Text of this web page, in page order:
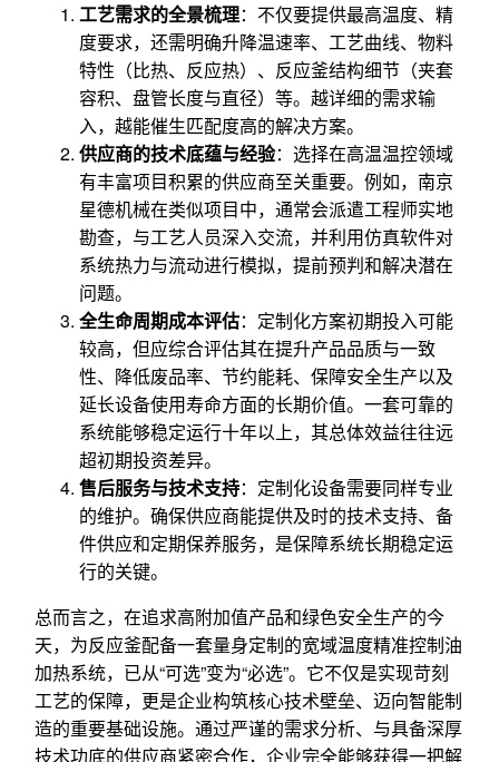
工艺需求的全景梳理：不仅要提供最高温度、精
度要求，还需明确升降温速率、工艺曲线、物料
特性（比热、反应热）、反应釜结构细节（夹套
容积、盘管长度与直径）等。越详细的需求输
入，越能催生匹配度高的解决方案。
供应商的技术底蕴与经验：选择在高温温控领域
有丰富项目积累的供应商至关重要。例如，南京
星德机械在类似项目中，通常会派遣工程师实地
勘查，与工艺人员深入交流，并利用仿真软件对
系统热力与流动进行模拟，提前预判和解决潜在
问题。
全生命周期成本评估：定制化方案初期投入可能
较高，但应综合评估其在提升产品品质与一致
性、降低废品率、节约能耗、保障安全生产以及
延长设备使用寿命方面的长期价值。一套可靠的
系统能够稳定运行十年以上，其总体效益往往远
超初期投资差异。
售后服务与技术支持：定制化设备需要同样专业
的维护。确保供应商能提供及时的技术支持、备
件供应和定期保养服务，是保障系统长期稳定运
行的关键。
总而言之，在追求高附加值产品和绿色安全生产的今
天，为反应釜配备一套量身定制的宽域温度精准控制油
加热系统，已从“可选”变为“必选”。它不仅是实现苛刻
工艺的保障，更是企业构筑核心技术壁垒、迈向智能制
造的重要基础设施。通过严谨的需求分析、与具备深厚
技术功底的供应商紧密合作，企业完全能够获得一把解